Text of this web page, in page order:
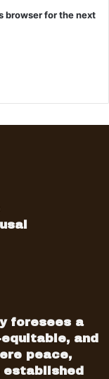
browser for the next
foresees a
and
peace,